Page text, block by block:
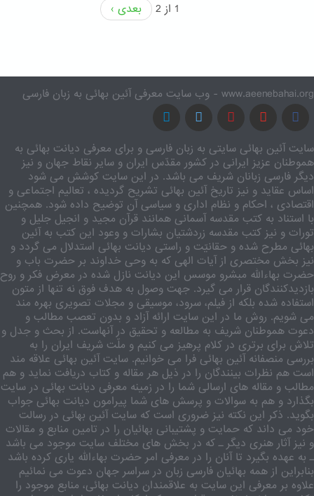
1 از 2
بعدی ›
www.aeenebahai.org - وب سایت معرفی آئین بهائی به زبان فارسی
سایت آئین بهائی سایتی به زبان فارسی و برای معرفی دیانت بهائی به
هموطنان عزیز ایرانی در کشور مقدّس ایران و سایر نقاط جهان و نیز
دیگر فارسی زبانان شریف می باشد. در این سایت کوشش می شود
اساس عقاید و نیز تاریخ آئین بهائی تشریح گردیده ، تعالیم اجتماعی و
اقتصادی ، احکام و نظام اداری و سیاسی آن توضیح داده شود. همچنین
با استناد به کتب مقدسه آسمانی همانند قرآن مجید و انجیل جلیل و
تورات و نیز کتب مقدسه زردشتیان بشارات و وعود این کتب به آئین
بهائی مطرح شده و حقانیّت و راستی دیانت بهائی استدلال می گردد و
نیز بخش مختصری از آیات الهی که به وحی خداوند بر حضرت باب و
حضرت بهاءالله مبشرو موسس این دیانت نازل شده در معرض فکر و روح
بازدیدکنندگان قرار می گیرد. جهت وصول به هدف فوق نه تنها از متون
استفاده شده بلکه از فیلم، سرود، موسیقی و مجلات تصویری بهره مند
می شویم. روش ما در این سایت ارائه آزاد و بدون تعصب مطالب و
دعوت هموطنان شریف به مطالعه و تحقیق در آنهاست. از بحث و جدل و
تلاش برای برتری در کلام پرهیز می کنیم و ملّت شریف ایران را به
بررسی منصفانه آئین بهائی فرا می خوانیم. سایت آئین بهائی علاقه مند
است هم نظرات بینندگان را در ذیل هر مقاله و کتاب دریافت نماید و هم
مطالب و مقاله های ارسالی شما را در زمینه معرفی دیانت بهائی در سایت
بگذارد و هم به سوالات و پرسش های شما پیرامون دیانت بهائی جواب
بگوید. ذکر این نکته نیز ضروری است که سایت آئین بهائی در رسالت
خود می داند که حمایت و پشتیبانی بهائیان را در تامین منابع و مقالات
و نیز آثار هنری دیگر ـ که در بخش های مختلف سایت موجود می باشد
ـ به عهده بگیرد تا آنان را در معرفی امر حضرت بهاءالله یاری کرده باشد
بنابراین از همه بهائیان فارسی زبان در سراسر جهان دعوت می نمائیم
علاوه بر معرفی این سایت به علاقمندان دیانت بهائی، منابع موجود را